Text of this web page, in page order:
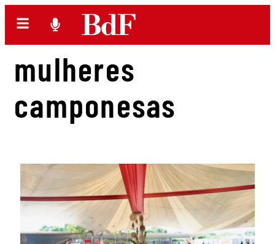
mulheres
camponesas